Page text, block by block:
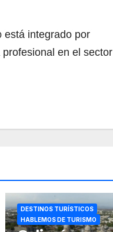
está integrado por
en el sector
DESTINOS TURÍSTICOS
HABLEMOS DE TURISMO